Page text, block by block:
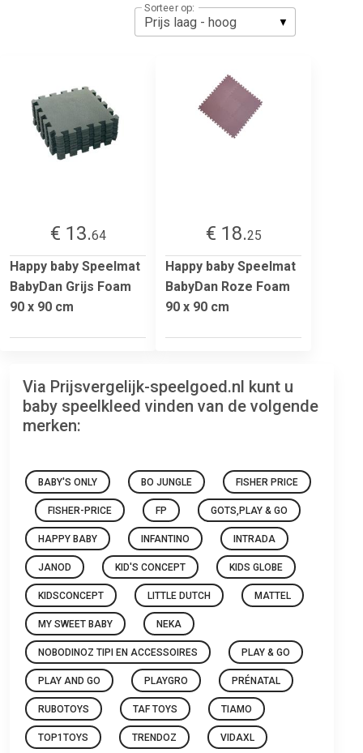
Sorteer op:
€ 13.64
Happy baby Speelmat
BabyDan Grijs Foam
90 x 90 cm
€ 18.25
Happy baby Speelmat
BabyDan Roze Foam
90 x 90 cm
Via Prijsvergelijk-speelgoed.nl kunt u
baby speelkleed vinden van de volgende
merken:
BABY'S ONLY BO JUNGLE FISHER PRICE
FISHER-PRICE FP GOTS,PLAY & GO
HAPPY BABY INFANTINO INTRADA
JANOD KID'S CONCEPT KIDS GLOBE
KIDSCONCEPT LITTLE DUTCH MATTEL
MY SWEET BABY NEKA
NOBODINOZ TIPI EN ACCESSOIRES PLAY & GO
PLAY AND GO PLAYGRO PRÉNATAL
RUBOTOYS TAF TOYS TIAMO
TOP1TOYS TRENDOZ VIDAXL